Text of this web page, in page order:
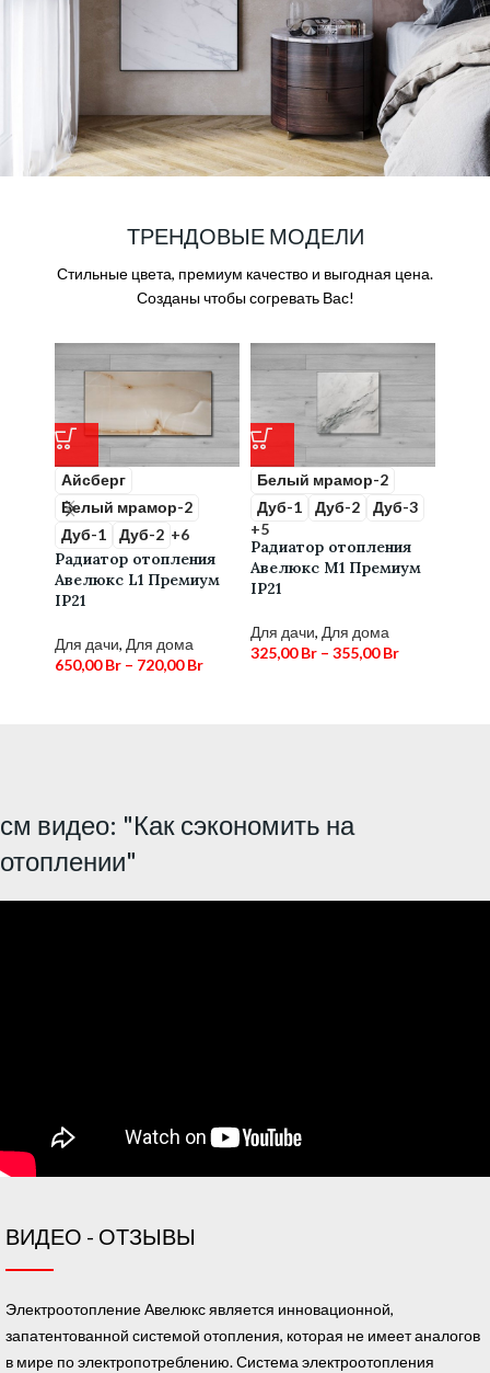
ТРЕНДОВЫЕ МОДЕЛИ
Стильные цвета, премиум качество и выгодная цена.
Созданы чтобы согревать Вас!
Айсберг
Белый мрамор-2
Дуб-1
Дуб-2 +6
Радиатор отопления
Авелюкс L1 Премиум
IP21
Для дачи, Для дома
650,00Br – 720,00Br
Белый мрамор-2
Дуб-1
Дуб-2
Дуб-3
+5
Радиатор отопления
Авелюкс М1 Премиум
IP21
Для дачи, Для дома
325,00Br – 355,00Br
см видео: "Как сэкономить на
отоплении"
ВИДЕО - ОТЗЫВЫ
Электроотопление Авелюкс является инновационной,
запатентованной системой отопления, которая не имеет аналогов
в мире по электропотреблению. Система электроотопления